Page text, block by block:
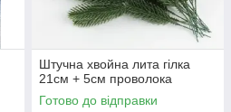
Штучна хвойна лита гілка
21см + 5см проволока
Готово до відправки